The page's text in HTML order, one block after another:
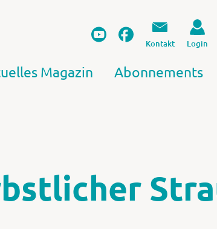
Kontakt Login
Magazin Abonnements